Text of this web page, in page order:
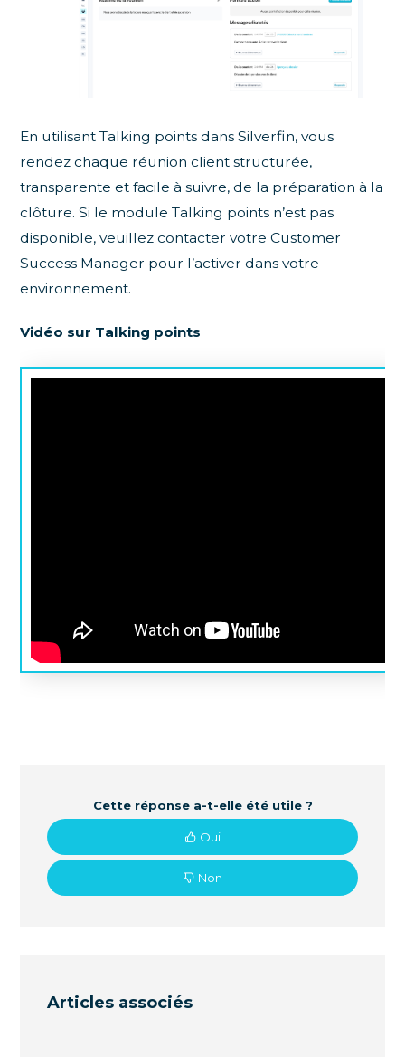
En utilisant Talking points dans Silverfin, vous
rendez chaque réunion client structurée,
transparente et facile à suivre, de la préparation à la
clôture. Si le module Talking points n’est pas
disponible, veuillez contacter votre Customer
Success Manager pour l’activer dans votre
environnement.
Vidéo sur Talking points
Cette réponse a-t-elle été utile ?
Oui
Non
Articles associés